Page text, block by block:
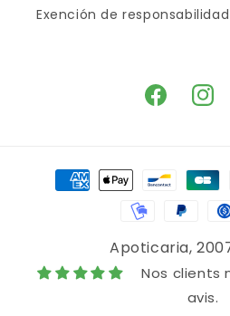
Exención de responsabilidad
Facebook
Medios
Apoticaria,
Nos clients
avis.